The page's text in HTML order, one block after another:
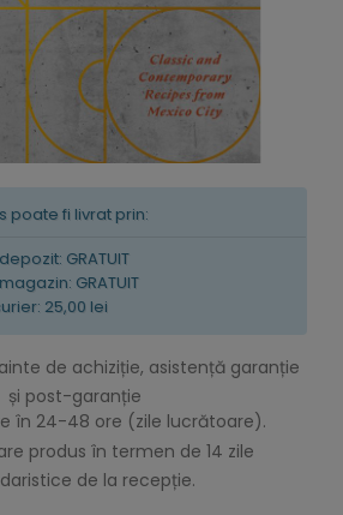
poate fi livrat prin:
GRATUIT
GRATUIT
25,00 lei
de achiziție, asistență garanție
și post-garanție
în 24-48 ore (zile lucrătoare).
produs în termen de 14 zile
de la recepție.